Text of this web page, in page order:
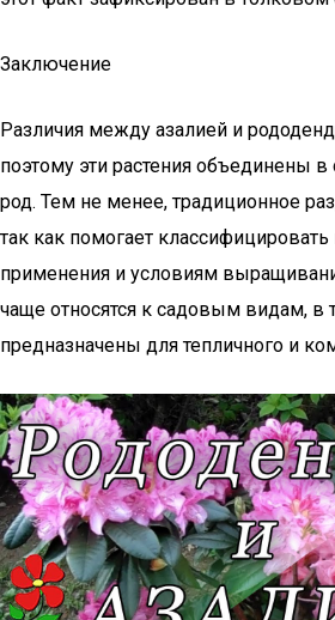
Заключение
Различия между азалией и
поэтому эти растения объединены в
род. Тем не менее, традиционное
так как помогает
применения и условиям
чаще относятся к садовым видам, в
предназначены для тепличного и